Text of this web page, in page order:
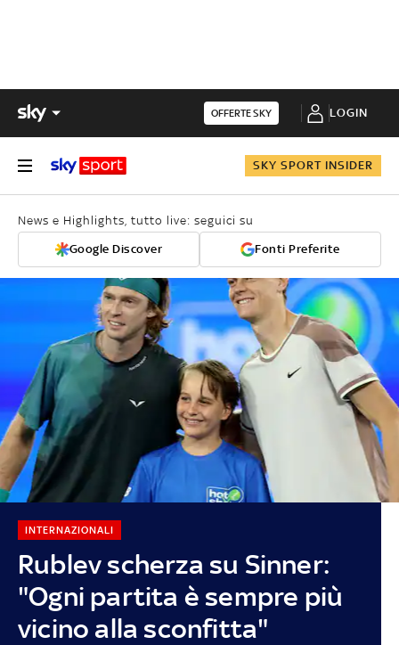
OFFERTE SKY LOGIN
SKY SPORT INSIDER
News e Highlights, tutto live: seguici su
Google Discover Fonti Preferite
Rublev scherza su Sinner:
"Ogni partita è sempre più
vicino alla sconfitta"
INTERNAZIONALI